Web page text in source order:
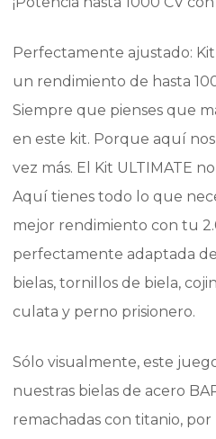
Perfectamente ajustado: Kit
un rendimiento de hasta
Siempre que pienses que
en este kit. Porque aquí
vez más. El Kit ULTIMATE
Aquí tienes todo lo que
mejor rendimiento con tu
perfectamente adaptada
bielas, tornillos de biela,
culata y perno prisionero.
Sólo visualmente, este
nuestras bielas de acero
remachadas con titanio,